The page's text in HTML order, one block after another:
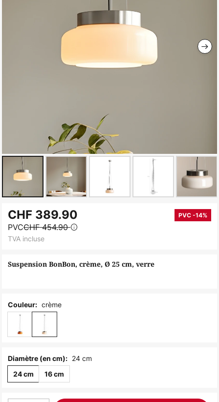
to
the
beginning
the
Suspension BonBon, crème, Ø 25 cm, verre
CHF 389.90 PVC -14%
PVCCHF 454.90
TVA incluse
Couleur: crème
Diamètre (en cm): 24 cm
24 cm 16 cm